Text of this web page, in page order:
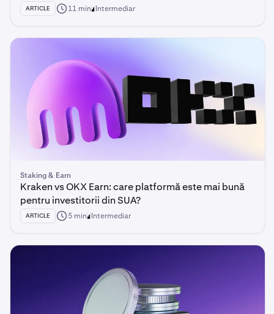
ARTICLE 11 min Intermediar
Staking & Earn
Kraken vs OKX Earn: care platformă este mai bună
pentru investitorii din SUA?
ARTICLE 5 min Intermediar